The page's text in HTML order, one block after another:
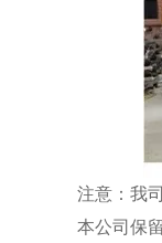
注意：我
本公司保